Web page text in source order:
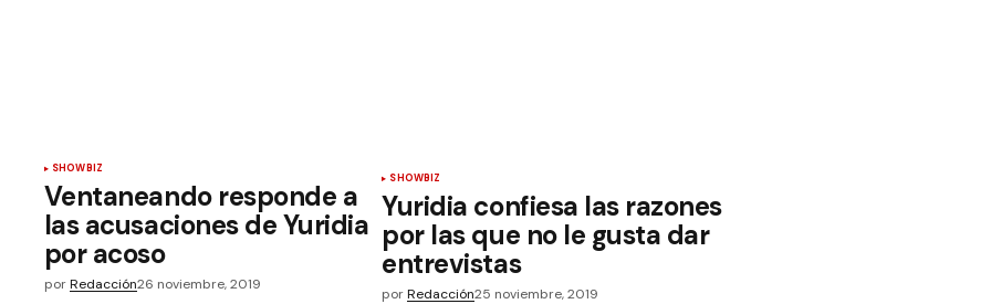
SHOWBIZ
Ventaneando responde a
las acusaciones de Yuridia
por acoso
porRedacción26 noviembre, 2019
SHOWBIZ
Yuridia confiesa las razones
por las que no le gusta dar
entrevistas
por Redacción25 noviembre, 2019